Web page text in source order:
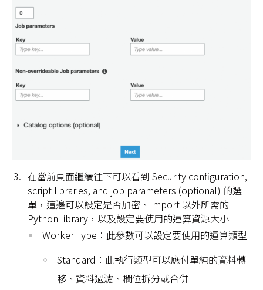
在當前頁面繼續往下可以看到 Security configuration,
script libraries, and job parameters (optional) 的選
單，這邊可以設定是否加密、Import 以外所需的
Python library，以及設定要使用的運算資源大小
Worker Type：此參數可以設定要使用的運算類型
Standard：此執行類型可以應付單純的資料轉
移、資料過濾、欄位拆分或合併